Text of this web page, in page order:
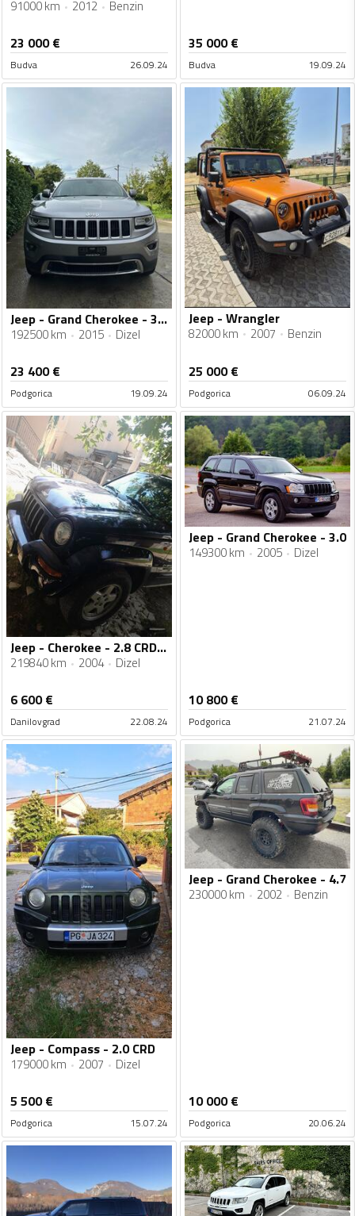
91000 km 2012 Benzin
23 000€
Budva 26.09.24
35 000€
Budva 19.09.24
Jeep - Grand Cherokee - 3.0 CRD
192500 km 2015 Dizel
23 400€
Podgorica 19.09.24
Jeep - Wrangler
82000 km 2007 Benzin
25 000€
Podgorica 06.09.24
Jeep - Cherokee - 2.8 CRD LIMITED
219840 km 2004 Dizel
6 600€
Danilovgrad 22.08.24
Jeep - Grand Cherokee - 3.0
149300 km 2005 Dizel
10 800€
Podgorica 21.07.24
Jeep - Compass - 2.0 CRD
179000 km 2007 Dizel
5 500€
Podgorica 15.07.24
Jeep - Grand Cherokee - 4.7
230000 km 2002 Benzin
10 000€
Podgorica 20.06.24